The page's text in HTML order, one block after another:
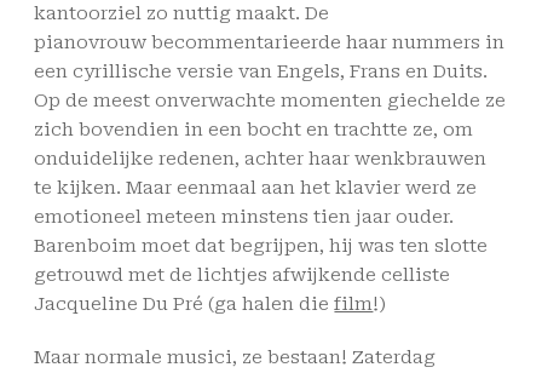
kantoorziel zo nuttig maakt. De
pianovrouw becommentarieerde haar nummers in
een cyrillische versie van Engels, Frans en Duits.
Op de meest onverwachte momenten giechelde ze
zich bovendien in een bocht en trachtte ze, om
onduidelijke redenen, achter haar wenkbrauwen
te kijken. Maar eenmaal aan het klavier werd ze
emotioneel meteen minstens tien jaar ouder.
Barenboim moet dat begrijpen, hij was ten slotte
getrouwd met de lichtjes afwijkende celliste
Jacqueline Du Pré (ga halen diefilm!)
Maar normale musici, ze bestaan! Zaterdag